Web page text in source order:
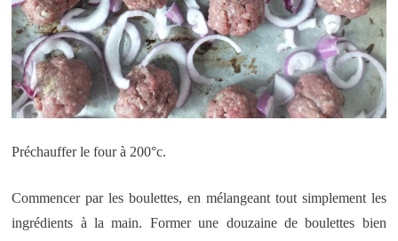
Préchauffer le four à 200°c.
Commencer par les boulettes, en mélangeant tout simplement les
ingrédients à la main. Former une douzaine de boulettes bien